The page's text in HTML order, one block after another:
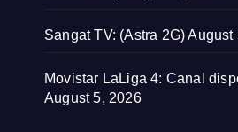
Sangat TV: (Astra 2G) August
Movistar LaLiga 4: Canal
August 5, 2026